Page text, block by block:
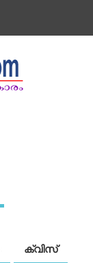
ക്വിസ്